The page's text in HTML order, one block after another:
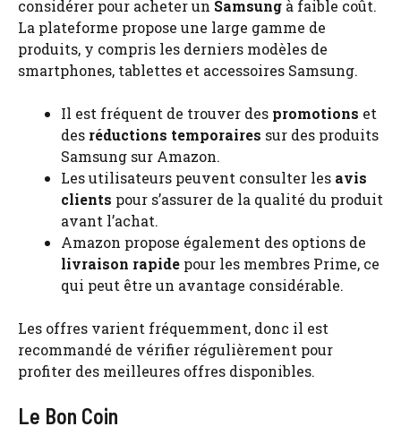
considérer pour acheter un Samsung à faible coût.
La plateforme propose une large gamme de
produits, y compris les derniers modèles de
smartphones, tablettes et accessoires Samsung.
Il est fréquent de trouver des promotions et
des réductions temporaires sur des produits
Samsung sur Amazon.
Les utilisateurs peuvent consulter les avis
clients pour s’assurer de la qualité du produit
avant l’achat.
Amazon propose également des options de
livraison rapide pour les membres Prime, ce
qui peut être un avantage considérable.
Les offres varient fréquemment, donc il est
recommandé de vérifier régulièrement pour
profiter des meilleures offres disponibles.
Le Bon Coin